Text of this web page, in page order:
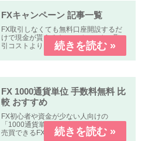
FXキャンペーン 記事一覧
FX取引しなくても無料口座開設するだ
けで現金が貰えるキャンペーンや、取
引コストよりも貰える金額の方が多い
オトクなキャンペーン中心に掲載して
います。
FX 1000通貨単位 手数料無料 比
較 おすすめ
FX初心者や資金が少ない人向けの
「1000通貨単位以下、手数料無料」で
売買できるFX業者の比較記事です。